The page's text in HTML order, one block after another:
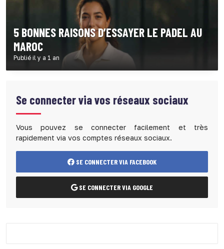
5 BONNES RAISONS D’ESSAYER LE PADEL AU
MAROC
Publié il y a 1 an
Se connecter via vos réseaux sociaux
Vous pouvez se connecter facilement et très
rapidement via vos comptes réseaux sociaux.
SE CONNECTER VIA FACEBOOK
SE CONNECTER VIA GOOGLE